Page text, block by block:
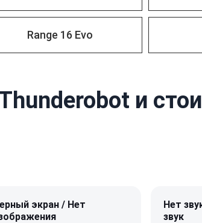
Range 16 Evo
и
экран / Нет
Нет
звук